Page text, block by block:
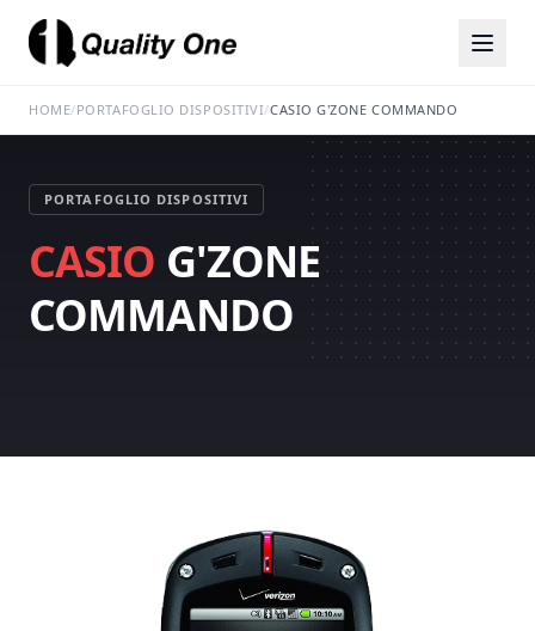
HOME/PORTAFOGLIO DISPOSITIVI/CASIO G'ZONE COMMANDO
PORTAFOGLIO DISPOSITIVI
CASIO G'ZONE
COMMANDO